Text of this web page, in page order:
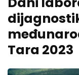
Tara 2023